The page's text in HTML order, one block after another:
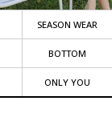
SEASON WEAR
BOTTOM
ONLY YOU